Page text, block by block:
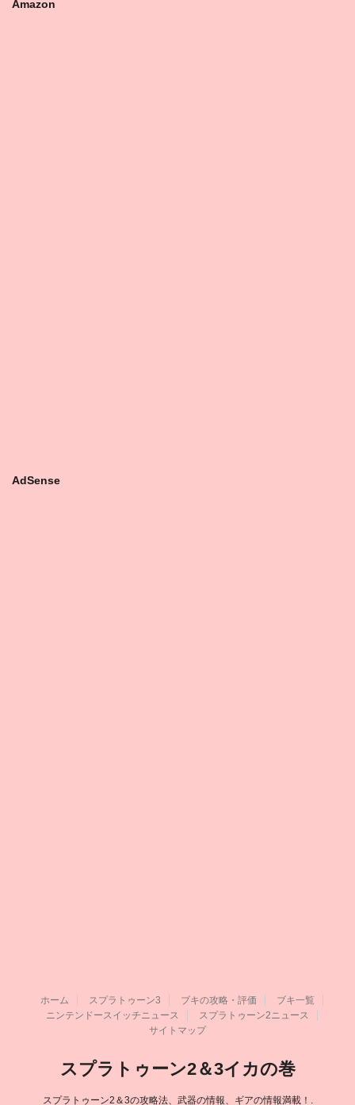
Amazon
AdSense
ホーム スプラトゥーン3 ブキの攻略・評価
ブキ一覧
ニンテンドースイッチニュース
スプラトゥーン2ニュース
サイトマップ
スプラトゥーン2＆3イカの巻
スプラトゥーン2＆3の攻略法、武器の情報、ギアの情報満載！.